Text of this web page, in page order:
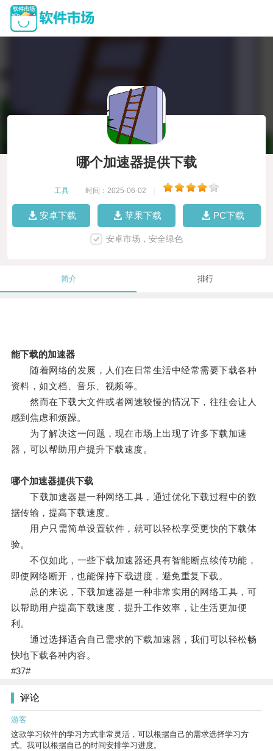
哪个加速器提供下载
工具 时间：2025-06-02
安卓下载 苹果下载 PC下载
安卓市场，安全绿色
简介 排行
能下载的加速器
随着网络的发展，人们在日常生活中经常需要下载各种
资料，如文档、音乐、视频等。
然而在下载大文件或者网速较慢的情况下，往往会让人
感到焦虑和烦躁。
为了解决这一问题，现在市场上出现了许多下载加速
器，可以帮助用户提升下载速度。
哪个加速器提供下载
下载加速器是一种网络工具，通过优化下载过程中的数
据传输，提高下载速度。
用户只需简单设置软件，就可以轻松享受更快的下载体
验。
不仅如此，一些下载加速器还具有智能断点续传功能，
即使网络断开，也能保持下载进度，避免重复下载。
总的来说，下载加速器是一种非常实用的网络工具，可
以帮助用户提高下载速度，提升工作效率，让生活更加便
利。
通过选择适合自己需求的下载加速器，我们可以轻松畅
快地下载各种内容。
#37#
评论
游客
这款学习软件的学习方式非常灵活，可以根据自己的需求选择学习方
式。我可以根据自己的时间安排学习进度。